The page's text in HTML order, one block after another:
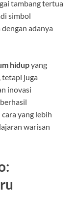
tambang tertua
simbol
adanya
hidupyang
tetapi juga
inovasi
yang lebih
warisan